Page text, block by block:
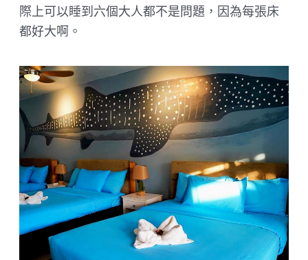
際上可以睡到六個大人都不是問題，因為每張床
都好大啊。